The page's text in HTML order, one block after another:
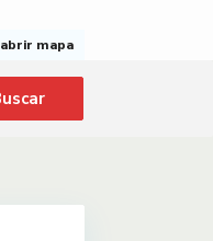
abrir mapa